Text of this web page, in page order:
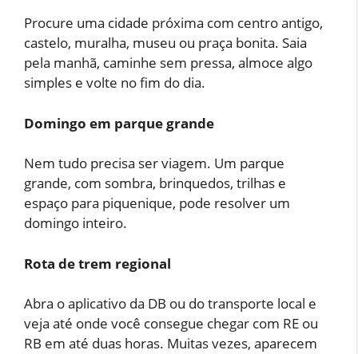
Procure uma cidade próxima com centro antigo,
castelo, muralha, museu ou praça bonita. Saia
pela manhã, caminhe sem pressa, almoce algo
simples e volte no fim do dia.
Domingo em parque grande
Nem tudo precisa ser viagem. Um parque
grande, com sombra, brinquedos, trilhas e
espaço para piquenique, pode resolver um
domingo inteiro.
Rota de trem regional
Abra o aplicativo da DB ou do transporte local e
veja até onde você consegue chegar com RE ou
RB em até duas horas. Muitas vezes, aparecem